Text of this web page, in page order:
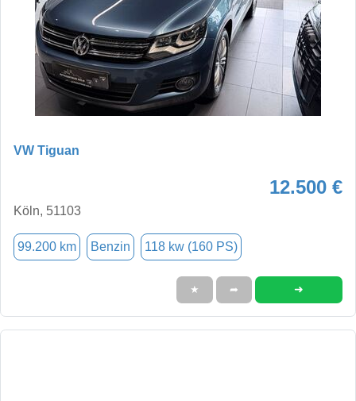
VW Tiguan
12.500 €
Köln, 51103
99.200 km Benzin 118 kw (160 PS)
★ ➦ ➜